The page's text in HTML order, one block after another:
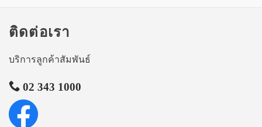
ติดต่อเรา
บริการลูกค้าสัมพันธ์
02 343 1000